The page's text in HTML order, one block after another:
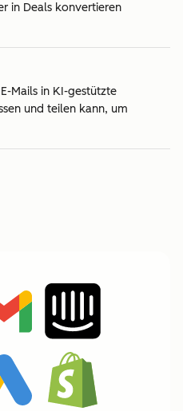
in Deals konvertieren
Mails in KI-gestützte
und teilen kann, um